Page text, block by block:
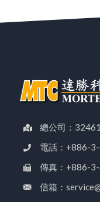
總公司：
電話：+886-
傳真：+886-
信箱：